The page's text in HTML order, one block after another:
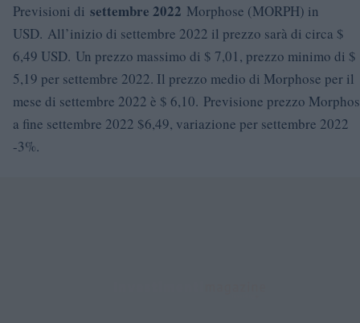
Previsioni di settembre 2022 Morphose (MORPH) in
USD. All’inizio di settembre 2022 il prezzo sarà di circa $
6,49 USD. Un prezzo massimo di $ 7,01, prezzo minimo di $
5,19 per settembre 2022. Il prezzo medio di Morphose per il
mese di settembre 2022 è $ 6,10. Previsione prezzo
a fine settembre 2022 $6,49, variazione per settembre 2022
-3%.